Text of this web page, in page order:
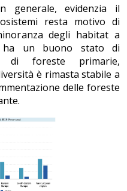
generale, evidenzia il
resta motivo di
degli habitat a
ha un buono stato di
di foreste primarie,
è rimasta stabile a
delle foreste